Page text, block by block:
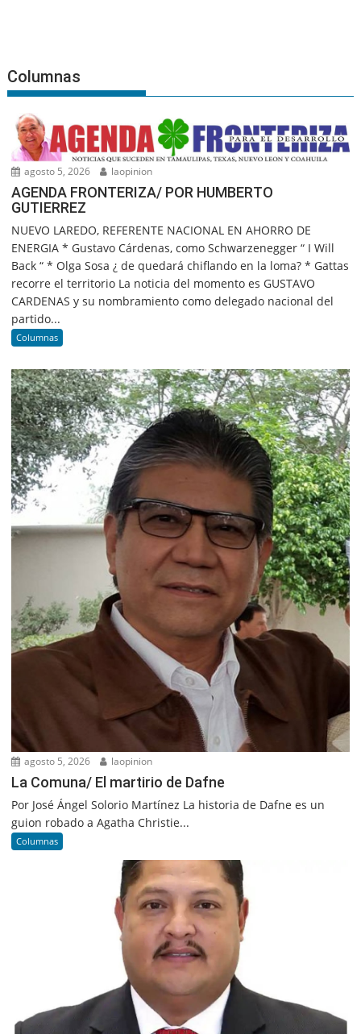
Columnas
agosto 5, 2026 laopinion
AGENDA FRONTERIZA/ POR HUMBERTO
GUTIERREZ
NUEVO LAREDO, REFERENTE NACIONAL EN AHORRO DE
ENERGIA * Gustavo Cárdenas, como Schwarzenegger “ I Will
Back “ * Olga Sosa ¿ de quedará chiflando en la loma? * Gattas
recorre el territorio La noticia del momento es GUSTAVO
CARDENAS y su nombramiento como delegado nacional del
partido...
Columnas
agosto 5, 2026 laopinion
La Comuna/ El martirio de Dafne
Por José Ángel Solorio Martínez La historia de Dafne es un
guion robado a Agatha Christie...
Columnas